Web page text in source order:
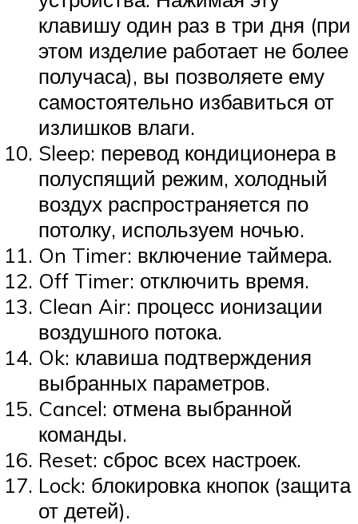
клавишу один раз в три дня (при
этом изделие работает не более
получаса), вы позволяете ему
самостоятельно избавиться от
излишков влаги.
Sleep: перевод кондиционера в
полуспящий режим, холодный
воздух распространяется по
потолку, используем ночью.
On Timer: включение таймера.
Off Timer: отключить время.
Clean Air: процесс ионизации
воздушного потока.
Ok: клавиша подтверждения
выбранных параметров.
Cancel: отмена выбранной
команды.
Reset: сброс всех настроек.
Lock: блокировка кнопок (защита
от детей).